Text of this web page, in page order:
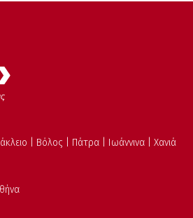
| Βόλος | Πάτρα | Ιωάννινα | Χανιά